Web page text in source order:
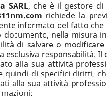
SARL, che è il gestore di
richiede la
informato del fatto
nella misura
di salvare o modificare
esclusiva responsabilità. Il
alla sua attività
di specifici diritti,
alla sua attività